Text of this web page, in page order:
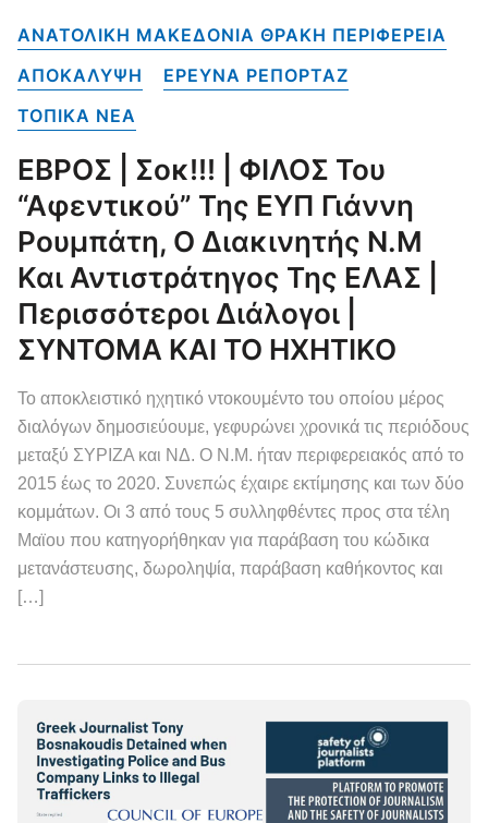
ΑΝΑΤΟΛΙΚΗ ΜΑΚΕΔΟΝΙΑ ΘΡΑΚΗ ΠΕΡΙΦΕΡΕΙΑ
ΑΠΟΚΑΛΥΨΗ
ΕΡΕΥΝΑ ΡΕΠΟΡΤΑΖ
ΤΟΠΙΚΑ NEA
ΕΒΡΟΣ | Σοκ!!! | ΦΙΛΟΣ Του
“αφεντικού” Της ΕΥΠ Γιάννη
Ρουμπάτη, Ο Διακινητής Ν.Μ
Και Αντιστράτηγος Της ΕΛΑΣ |
Περισσότεροι Διάλογοι |
ΣΥΝΤΟΜΑ ΚΑΙ ΤΟ ΗΧΗΤΙΚΟ
Το αποκλειστικό ηχητικό ντοκουμέντο του οποίου μέρος
διαλόγων δημοσιεύουμε, γεφυρώνει χρονικά τις περιόδους
μεταξύ ΣΥΡΙΖΑ και ΝΔ. Ο Ν.Μ. ήταν περιφερειακός από το
2015 έως το 2020. Συνεπώς έχαιρε εκτίμησης και των δύο
κομμάτων. Οι 3 από τους 5 συλληφθέντες προς στα τέλη
Μαϊου που κατηγορήθηκαν για παράβαση του κώδικα
μετανάστευσης, δωροληψία, παράβαση καθήκοντος και
[…]